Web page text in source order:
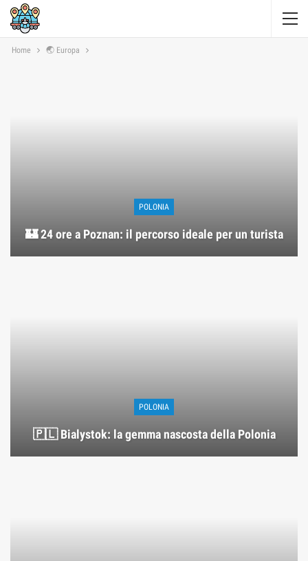
Home 🌏 Europa
POLONIA
🏰 24 ore a Poznan: il percorso ideale per un turista
POLONIA
🇵🇱 Bialystok: la gemma nascosta della Polonia